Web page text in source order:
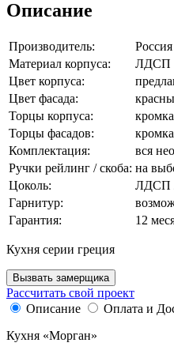
Описание
Производитель:
Россия
Материал корпуса:
ЛДСП
Цвет корпуса:
Цвет фасада:
Торцы корпуса:
Торцы фасадов:
Комплектация:
вся
Ручки рейлинг / скоба: на
Цоколь:
ЛДСП /
Гарнитур:
Гарантия:
12
Кухня серии греция
Вызвать замерщика
Рассчитать свой проект
Описание
Оплата и
Кухня «Морган»